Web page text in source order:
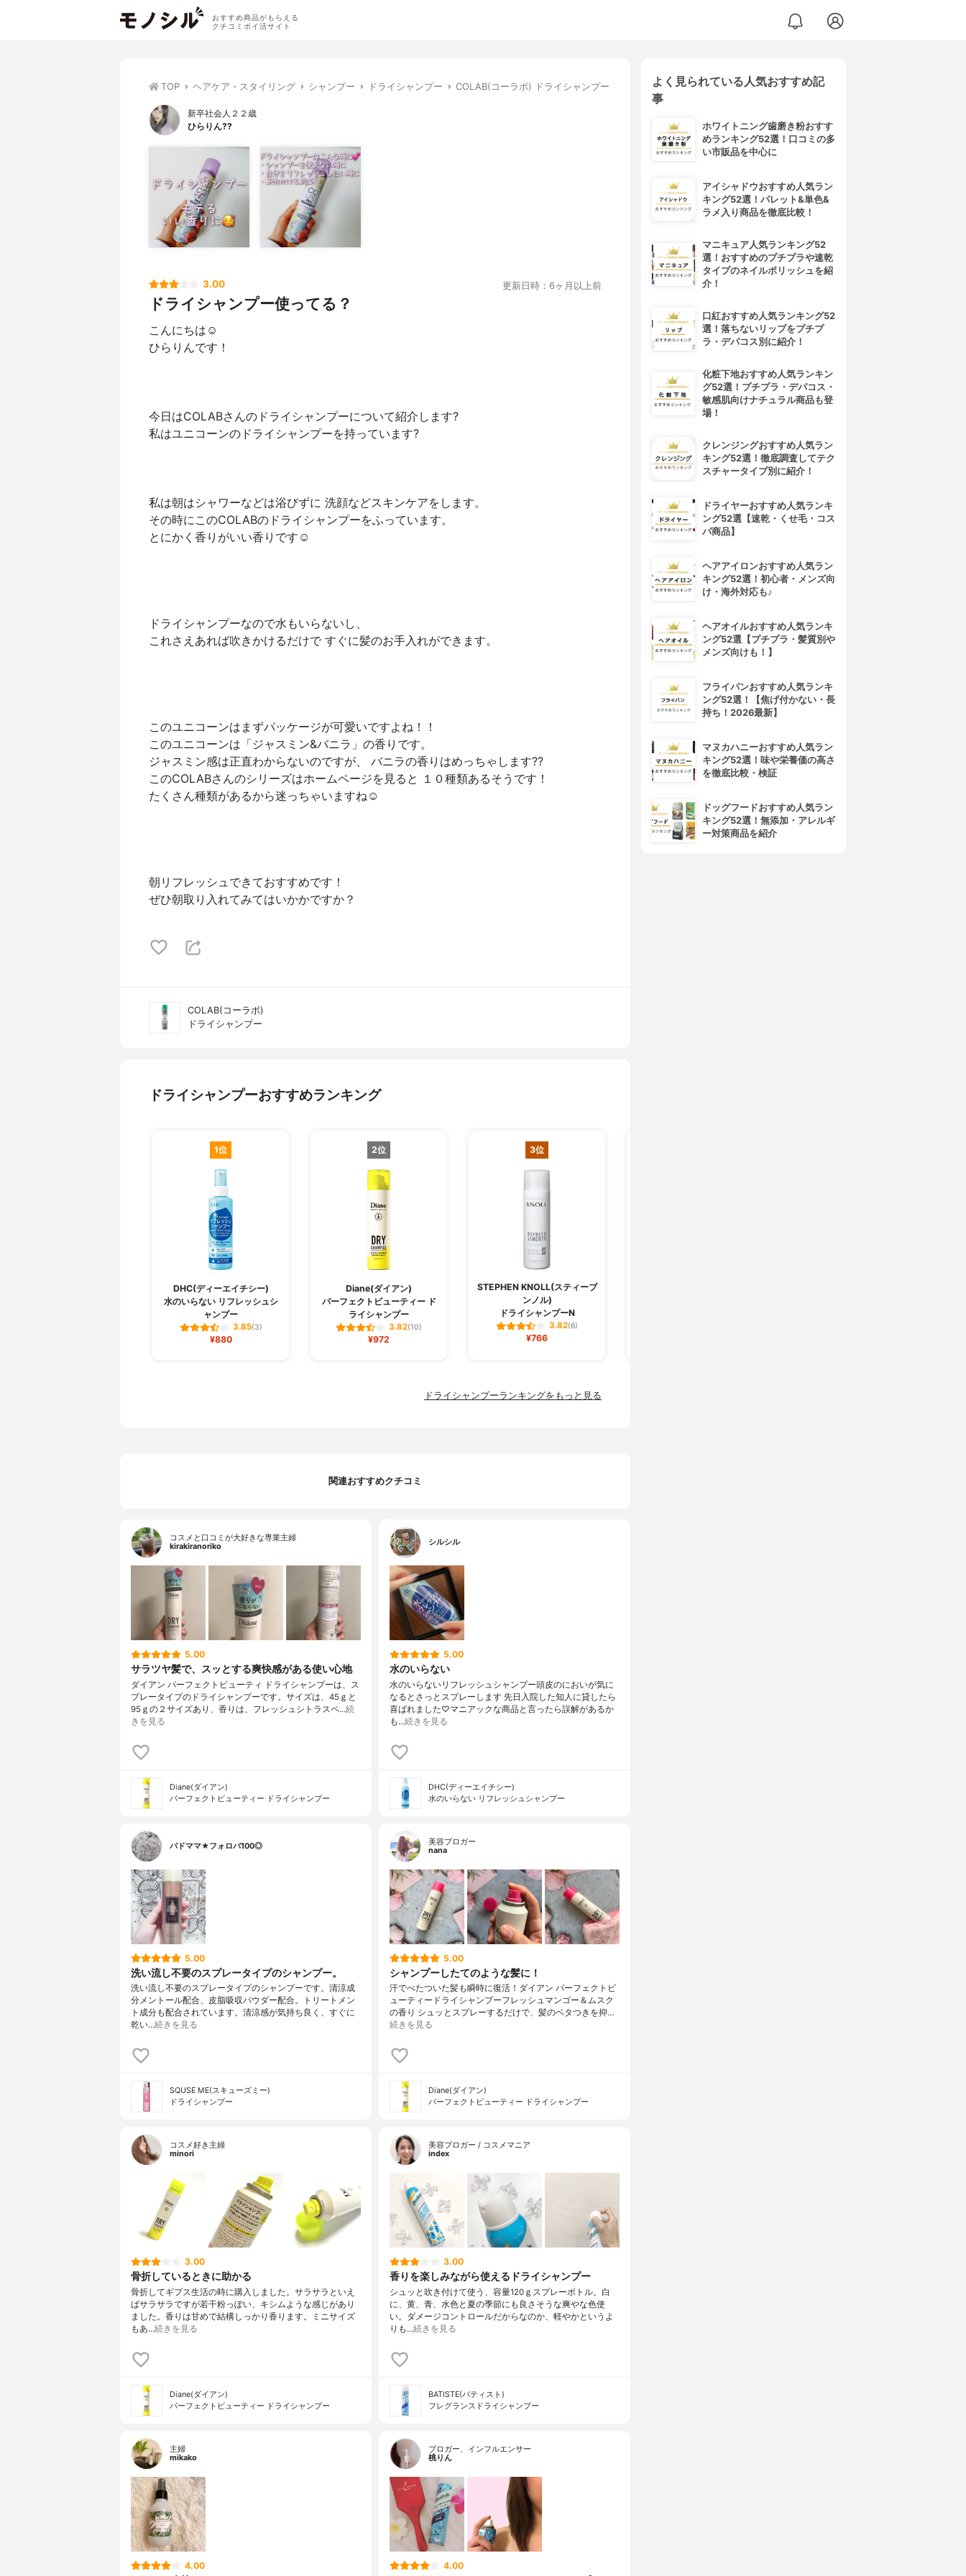
おすすめ商品がもらえる
クチコミポイ活サイト
TOP ヘアケア・スタイリング シャンプー ドライシャンプー COLAB(コーラボ) ドライシャンプー
新卒社会人２２歳
ひらりん??
3.00 更新日時：6ヶ月以上前
ドライシャンプー使ってる？
こんにちは☺️
ひらりんです！
今日はCOLABさんのドライシャンプーについて紹介します?
私はユニコーンのドライシャンプーを持っています?
私は朝はシャワーなどは浴びずに 洗顔などスキンケアをします。
その時にこのCOLABのドライシャンプーをふっています。
とにかく香りがいい香りです☺️
ドライシャンプーなので水もいらないし、
これさえあれば吹きかけるだけで すぐに髪のお手入れができます。
このユニコーンはまずパッケージが可愛いですよね！！
このユニコーンは「ジャスミン&バニラ」の香りです。
ジャスミン感は正直わからないのですが、 バニラの香りはめっちゃします??
このCOLABさんのシリーズはホームページを見ると １０種類あるそうです！
たくさん種類があるから迷っちゃいますね☺️
朝リフレッシュできておすすめです！
ぜひ朝取り入れてみてはいかかですか？
COLAB(コーラボ)
ドライシャンプー
ドライシャンプーおすすめランキング
1位
DHC(ディーエイチシー)
水のいらない リフレッシュシ
ャンプー
3.85(3)
¥880
2位
Diane(ダイアン)
パーフェクトビューティー ド
ライシャンプー
3.82(10)
¥972
3位
STEPHEN KNOLL(スティーブ
ンノル)
ドライシャンプーN
3.82(6)
¥766
ドライシャンプーランキングをもっと見る
関連おすすめクチコミ
コスメと口コミが大好きな専業主婦
kirakiranoriko
5.00
サラツヤ髪で、スッとする爽快感がある使い心地
ダイアン パーフェクトビューティ ドライシャンプーは、ス
プレータイプのドライシャンプーです。サイズは、45ｇと
95ｇの２サイズあり、香りは、フレッシュシトラスペ…続
きを見る
Diane(ダイアン)
パーフェクトビューティー ドライシャンプー
シルシル
5.00
水のいらない
水のいらないリフレッシュシャンプー頭皮のにおいが気に
なるとさっとスプレーします 先日入院した知人に貸したら
喜ばれました♡マニアックな商品と言ったら誤解があるか
も…続きを見る
DHC(ディーエイチシー)
水のいらない リフレッシュシャンプー
バドママ★フォロバ100◎
5.00
洗い流し不要のスプレータイプのシャンプー。
洗い流し不要のスプレータイプのシャンプーです。清涼成
分メントール配合、皮脂吸収パウダー配合。トリートメン
ト成分も配合されています。清涼感が気持ち良く、すぐに
乾い…続きを見る
SQUSE ME(スキューズミー)
ドライシャンプー
美容ブロガー
nana
5.00
シャンプーしたてのような髪に！
汗でべたついた髪も瞬時に復活！ダイアン パーフェクトビ
ューティードライシャンプーフレッシュマンゴー＆ムスク
の香り シュッとスプレーするだけで、髪のベタつきを抑…
続きを見る
Diane(ダイアン)
パーフェクトビューティー ドライシャンプー
コスメ好き主婦
minori
3.00
骨折しているときに助かる
骨折してギプス生活の時に購入しました。サラサラといえ
ばサラサラですが若干粉っぽい、キシムような感じがあり
ました。香りは甘めで結構しっかり香ります。ミニサイズ
もあ…続きを見る
Diane(ダイアン)
パーフェクトビューティー ドライシャンプー
美容ブロガー / コスメマニア
index
3.00
香りを楽しみながら使えるドライシャンプー
シュッと吹き付けて使う、容量120ｇスプレーボトル。白
に、黄、青、水色と夏の季節にも良さそうな爽やな色使
い。ダメージコントロールだからなのか、軽やかというよ
りも…続きを見る
BATISTE(バティスト)
フレグランスドライシャンプー
主婦
mikako
4.00
ブロガー、インフルエンサー
桃りん
4.00
よく見られている人気おすすめ記
事
ホワイトニング歯磨き粉おすす
めランキング52選！口コミの多
い市販品を中心に
アイシャドウおすすめ人気ラン
キング52選！パレット&単色&
ラメ入り商品を徹底比較！
マニキュア人気ランキング52
選！おすすめのプチプラや速乾
タイプのネイルポリッシュを紹
介！
口紅おすすめ人気ランキング52
選！落ちないリップをプチプ
ラ・デパコス別に紹介！
化粧下地おすすめ人気ランキン
グ52選！プチプラ・デパコス・
敏感肌向けナチュラル商品も登
場！
クレンジングおすすめ人気ラン
キング52選！徹底調査してテク
スチャータイプ別に紹介！
ドライヤーおすすめ人気ランキ
ング52選【速乾・くせ毛・コス
パ商品】
ヘアアイロンおすすめ人気ラン
キング52選！初心者・メンズ向
け・海外対応も♪
ヘアオイルおすすめ人気ランキ
ング52選【プチプラ・髪質別や
メンズ向けも！】
フライパンおすすめ人気ランキ
ング52選！【焦げ付かない・長
持ち！2026最新】
マヌカハニーおすすめ人気ラン
キング52選！味や栄養価の高さ
を徹底比較・検証
ドッグフードおすすめ人気ラン
キング52選！無添加・アレルギ
ー対策商品を紹介